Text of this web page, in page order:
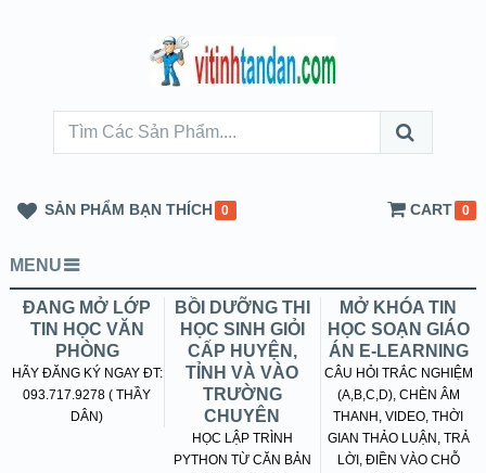
SẢN PHẨM BẠN THÍCH 0 CART 0
MENU
ĐANG MỞ LỚP
TIN HỌC VĂN
PHÒNG
HÃY ĐĂNG KÝ NGAY ĐT:
093.717.9278 ( THẦY
DÂN)
BỒI DƯỠNG THI
HỌC SINH GIỎI
CẤP HUYỆN,
TỈNH VÀ VÀO
TRƯỜNG
CHUYÊN
HỌC LẬP TRÌNH
PYTHON TỪ CĂN BẢN
MỞ KHÓA TIN
HỌC SOẠN GIÁO
ÁN E-LEARNING
CÂU HỎI TRẮC NGHIỆM
(A,B,C,D), CHÈN ÂM
THANH, VIDEO, THỜI
GIAN THẢO LUẬN, TRẢ
LỜI, ĐIỀN VÀO CHỖ